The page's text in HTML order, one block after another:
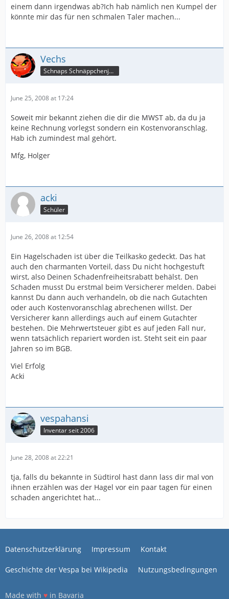
einem dann irgendwas ab?Ich hab nämlich nen Kumpel der
könnte mir das für nen schmalen Taler machen...
Vechs
Schnaps Schnäppchenjäger
June 25, 2008 at 17:24
Soweit mir bekannt ziehen die dir die MWST ab, da du ja
keine Rechnung vorlegst sondern ein Kostenvoranschlag.
Hab ich zumindest mal gehört.
Mfg, Holger
acki
Schüler
June 26, 2008 at 12:54
Ein Hagelschaden ist über die Teilkasko gedeckt. Das hat
auch den charmanten Vorteil, dass Du nicht hochgestuft
wirst, also Deinen Schadenfreiheitsrabatt behälst. Den
Schaden musst Du erstmal beim Versicherer melden. Dabei
kannst Du dann auch verhandeln, ob die nach Gutachten
oder auch Kostenvoranschlag abrechenen willst. Der
Versicherer kann allerdings auch auf einem Gutachter
bestehen. Die Mehrwertsteuer gibt es auf jeden Fall nur,
wenn tatsächlich repariert worden ist. Steht seit ein paar
Jahren so im BGB.
Viel Erfolg
Acki
vespahansi
Inventar seit 2006
June 28, 2008 at 22:21
tja, falls du bekannte in Südtirol hast dann lass dir mal von
ihnen erzählen was der Hagel vor ein paar tagen für einen
schaden angerichtet hat...
Datenschutzerklärung Impressum Kontakt
Geschichte der Vespa bei Wikipedia Nutzungsbedingungen
Made with ♥ in Bavaria